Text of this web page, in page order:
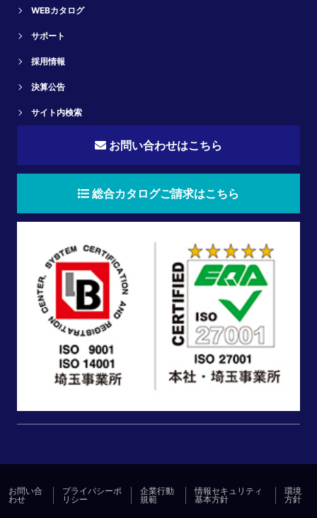
WEBカタログ
サポート
採用情報
決算公告
サイト内検索
お問い合わせはこちら
総合カタログご請求はこちら
お問い合
わせ
プライバシーポ
リシー
企業行動
規範
情報セキュリティ
基本方針
環境
方針